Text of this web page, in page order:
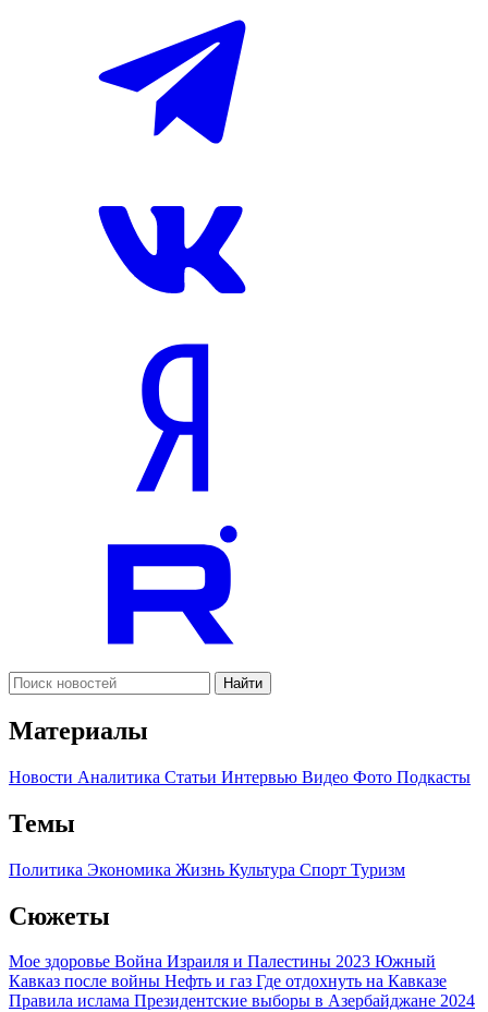
Найти
Материалы
Новости Аналитика Статьи Интервью Видео Фото Подкасты
Темы
Политика Экономика Жизнь Культура Спорт Туризм
Сюжеты
Мое здоровье Война Израиля и Палестины 2023 Южный
Кавказ после войны Нефть и газ Где отдохнуть на Кавказе
Правила ислама Президентские выборы в Азербайджане 2024